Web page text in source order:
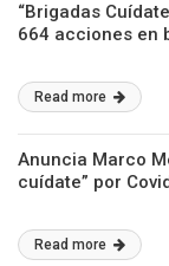
“Brigadas
664 acciones en
Read more
Anuncia Marco
cuídate” por
Read more